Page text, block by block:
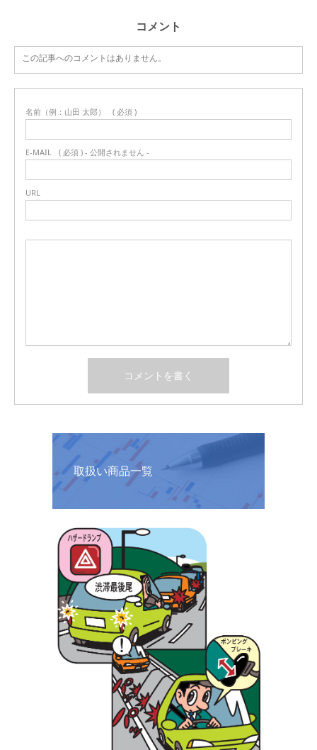
コメント
この記事へのコメントはありません。
名前（例：山田 太郎） ( 必須 )
E-MAIL ( 必須 ) - 公開されません -
URL
取扱い商品一覧